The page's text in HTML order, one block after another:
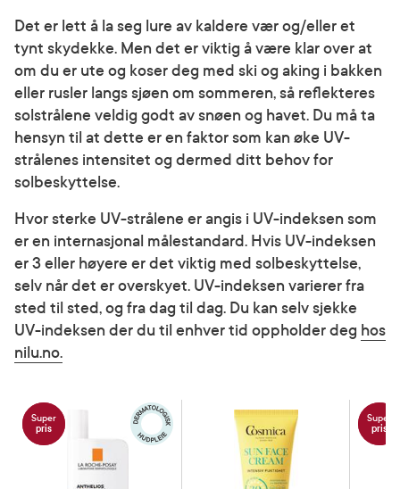
Det er lett å la seg lure av kaldere vær og/eller et
tynt skydekke. Men det er viktig å være klar over at
om du er ute og koser deg med ski og aking i bakken
eller rusler langs sjøen om sommeren, så reflekteres
solstrålene veldig godt av snøen og havet. Du må ta
hensyn til at dette er en faktor som kan øke UV-
strålenes intensitet og dermed ditt behov for
solbeskyttelse.
Hvor sterke UV-strålene er angis i UV-indeksen som
er en internasjonal målestandard. Hvis UV-indeksen
er 3 eller høyere er det viktig med solbeskyttelse,
selv når det er overskyet. UV-indeksen varierer fra
sted til sted, og fra dag til dag. Du kan selv sjekke
UV-indeksen der du til enhver tid oppholder deg hos
nilu.no.
Super
pris
Super
pris